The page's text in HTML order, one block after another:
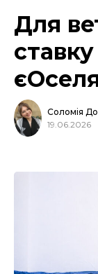
Для
Соломія
19.06.2026